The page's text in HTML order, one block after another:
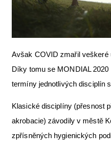
Avšak COVID zmařil veškeré
Díky tomu se MONDIAL
termíny jednotlivých disciplín
Klasické disciplíny (přesnost
akrobacie) závodily v městě
zpřísněných hygienických